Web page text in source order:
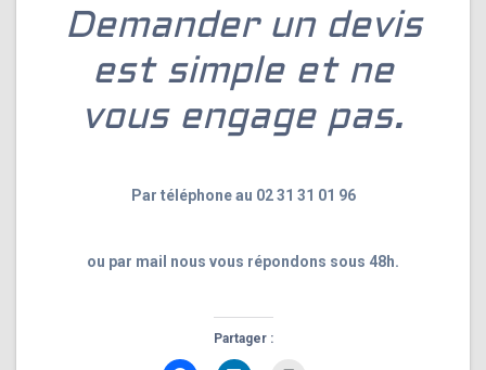
Demander un devis
est simple et ne
vous engage pas.
Par téléphone au 02 31 31 01 96
ou par mail nous vous répondons sous 48h.
Partager :